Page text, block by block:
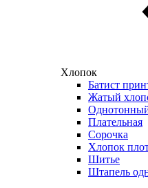
Хлопок
Батист
Жатый
Плательная
Сорочка
Хлопок
Шитье
Штапель